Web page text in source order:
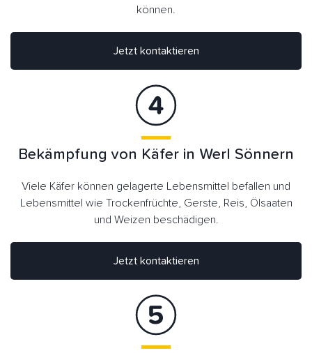
können.
Jetzt kontaktieren
Jetzt kontaktieren
Bekämpfung von Käfer in Werl Sönnern
Viele Käfer können gelagerte Lebensmittel befallen und
Lebensmittel wie Trockenfrüchte, Gerste, Reis, Ölsaaten
und Weizen beschädigen.